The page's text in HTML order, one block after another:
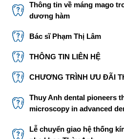
Thông tin về máng mago
dương hàm
Bác sĩ Phạm Thị Lâm
THÔNG TIN LIÊN HỆ
CHƯƠNG TRÌNH ƯU ĐÃI
Thuy Anh dental pioneers
microscopy in advanced
Lễ chuyển giao hệ thống